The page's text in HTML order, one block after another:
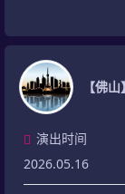
【佛
演出时间
2026.05.16